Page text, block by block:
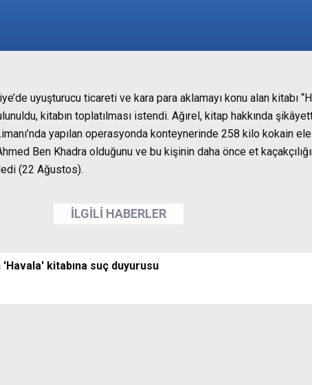
uyuşturucu ticareti ve kara para aklamayı konu alan kitabı
kitabın toplatılması istendi. Ağırel, kitap hakkında
yapılan operasyonda konteynerinde 258 kilo kokain
Ben Khadra olduğunu ve bu kişinin daha önce et
(22 Ağustos).
İLGİLİ HABERLER
'Havala' kitabına suç duyurusu